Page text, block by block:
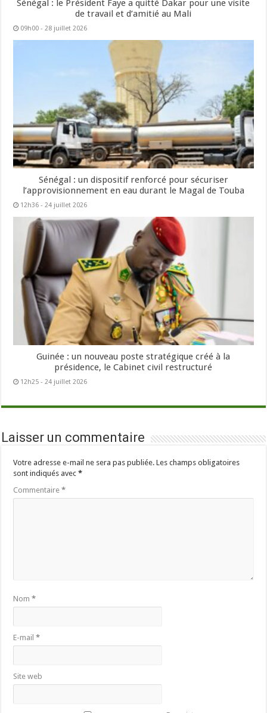
Sénégal : le Président Faye a quitté Dakar pour une visite
de travail et d’amitié au Mali
09h00 - 28 juillet 2026
Sénégal : un dispositif renforcé pour sécuriser
l’approvisionnement en eau durant le Magal de Touba
12h36 - 24 juillet 2026
Guinée : un nouveau poste stratégique créé à la
présidence, le Cabinet civil restructuré
12h25 - 24 juillet 2026
Laisser un commentaire
Votre adresse e-mail ne sera pas publiée. Les champs obligatoires
sont indiqués avec*
Commentaire*
Nom*
E-mail*
Site web